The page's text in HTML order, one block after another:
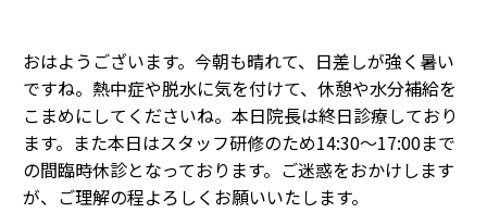
おはようございます。今朝も晴れて、日差しが強く暑い
ですね。熱中症や脱水に気を付けて、休憩や水分補給を
こまめにしてくださいね。本日院長は終日診療しており
ます。また本日はスタッフ研修のため14:30～17:00まで
の間臨時休診となっております。ご迷惑をおかけします
が、ご理解の程よろしくお願いいたします。